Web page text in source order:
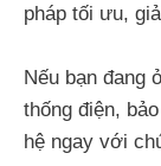
pháp tối ưu,
Nếu bạn đang
thống điện,
hệ ngay với